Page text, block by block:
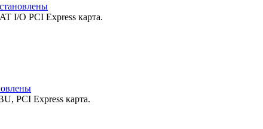
I/O PCI Express карта.
PCI Express карта.